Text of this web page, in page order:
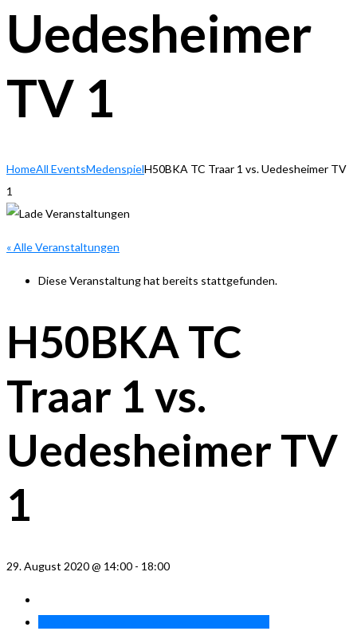
Uedesheimer
TV 1
HomeAll EventsMedenspielH50BKA TC Traar 1 vs. Uedesheimer TV
1
« Alle Veranstaltungen
Diese Veranstaltung hat bereits stattgefunden.
H50BKA TC
Traar 1 vs.
Uedesheimer TV
1
29. August 2020 @ 14:00 - 18:00